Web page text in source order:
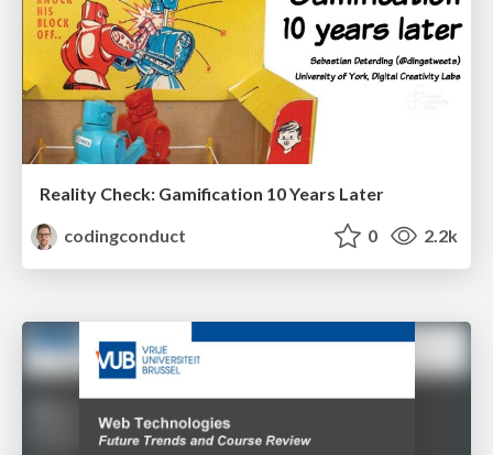
Reality Check: Gamification 10 Years Later
codingconduct
0 2.2k